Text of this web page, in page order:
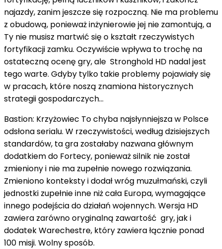
najazdy, zanim jeszcze się rozpoczną. Nie ma problemu
z obudową, ponieważ inżynierowie jej nie zamontują, a
Ty nie musisz martwić się o kształt rzeczywistych
fortyfikacji zamku. Oczywiście wpływa to trochę na
ostateczną ocenę gry, ale Stronghold HD nadal jest
tego warte. Gdyby tylko takie problemy pojawiały się
w pracach, które noszą znamiona historycznych
strategii gospodarczych...
Bastion: Krzyżowiec To chyba najsłynniejsza w Polsce
odsłona serialu. W rzeczywistości, według dzisiejszych
standardów, ta gra zostałaby nazwana głównym
dodatkiem do Fortecy, ponieważ silnik nie został
zmieniony i nie ma zupełnie nowego rozwiązania.
Zmieniono konteksty i dodał wróg muzułmański, czyli
jednostki zupełnie inne niż cała Europa, wymagające
innego podejścia do działań wojennych. Wersja HD
zawiera zarówno oryginalną zawartość gry, jak i
dodatek Warechestre, który zawiera łącznie ponad
100 misji. Wolny sposób.